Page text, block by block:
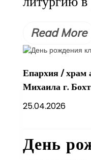
Read More
Епархия/храм
Михаила г.
25.04.2026
День